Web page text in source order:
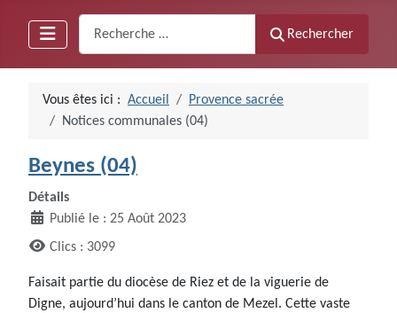
Rechercher
Vous êtes ici : Accueil
Provence sacrée
Notices communales (04)
Beynes (04)
Détails
Publié le : 25 Août 2023
Clics : 3099
Faisait partie du diocèse de Riez et de la viguerie de
Digne, aujourd’hui dans le canton de Mezel. Cette vaste